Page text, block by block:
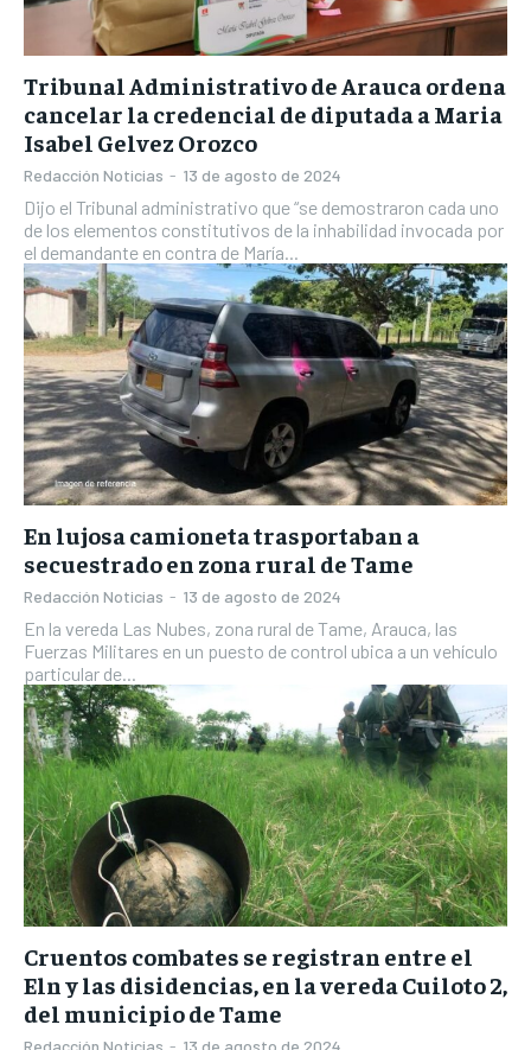
Tribunal Administrativo de Arauca ordena
cancelar la credencial de diputada a Maria
Isabel Gelvez Orozco
Redacción Noticias - 13 de agosto de 2024
Dijo el Tribunal administrativo que “se demostraron cada uno
de los elementos constitutivos de la inhabilidad invocada por
el demandante en contra de María...
En lujosa camioneta trasportaban a
secuestrado en zona rural de Tame
Redacción Noticias - 13 de agosto de 2024
En la vereda Las Nubes, zona rural de Tame, Arauca, las
Fuerzas Militares en un puesto de control ubica a un vehículo
particular de...
Cruentos combates se registran entre el
Eln y las disidencias, en la vereda Cuiloto 2,
del municipio de Tame
Redacción Noticias - 13 de agosto de 2024